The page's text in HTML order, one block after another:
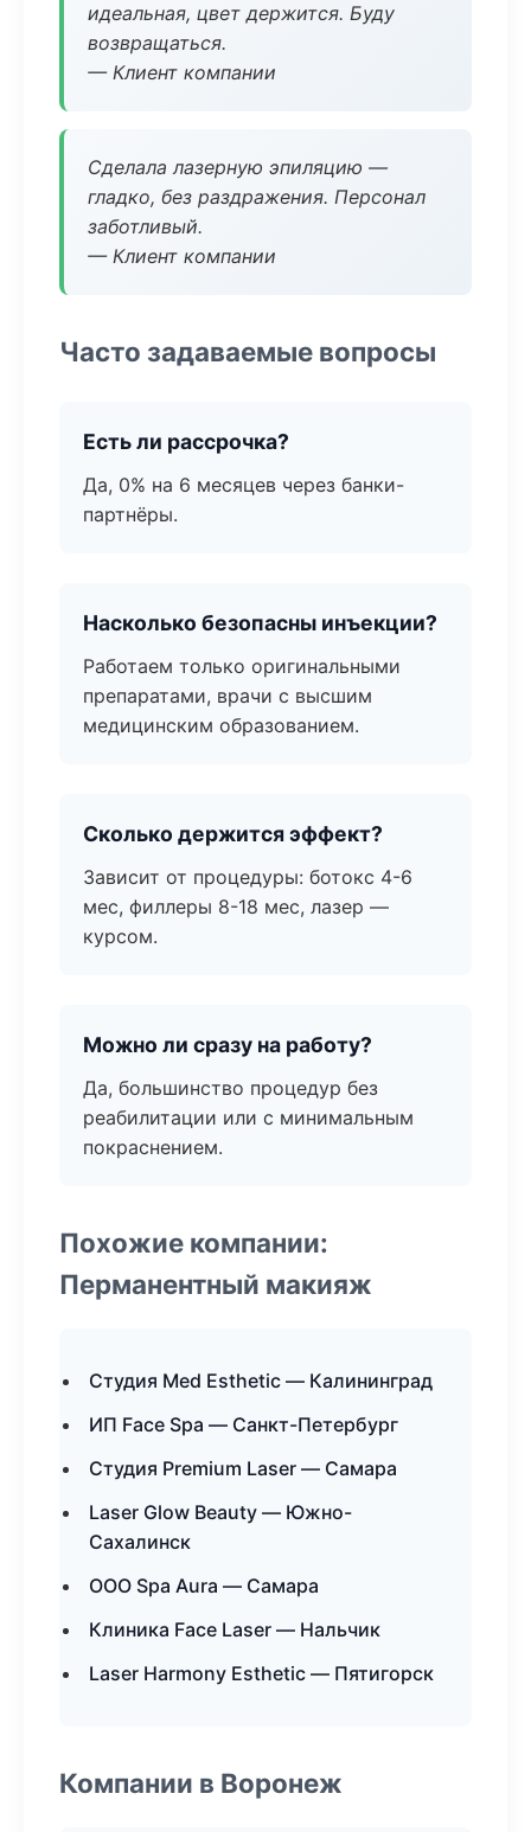
идеальная, цвет держится. Буду
возвращаться.
— Клиент компании
Сделала лазерную эпиляцию —
гладко, без раздражения. Персонал
заботливый.
— Клиент компании
Часто задаваемые вопросы
Есть ли рассрочка?
Да, 0% на 6 месяцев через банки-
партнёры.
Насколько безопасны инъекции?
Работаем только оригинальными
препаратами, врачи с высшим
медицинским образованием.
Сколько держится эффект?
Зависит от процедуры: ботокс 4-6
мес, филлеры 8-18 мес, лазер —
курсом.
Можно ли сразу на работу?
Да, большинство процедур без
реабилитации или с минимальным
покраснением.
Похожие компании:
Перманентный макияж
Студия Med Esthetic — Калининград
ИП Face Spa — Санкт-Петербург
Студия Premium Laser — Самара
Laser Glow Beauty — Южно-
Сахалинск
ООО Spa Aura — Самара
Клиника Face Laser — Нальчик
Laser Harmony Esthetic — Пятигорск
Компании в Воронеж